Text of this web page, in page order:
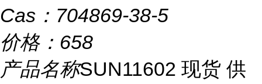
Cas： 704869-38-5
价格： 658
产品名称SUN11602 现货 供